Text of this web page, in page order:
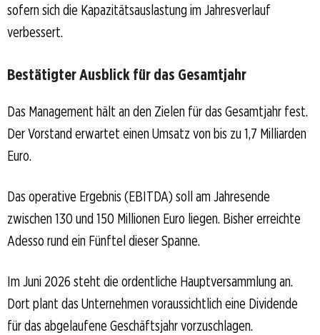
sofern sich die Kapazitätsauslastung im Jahresverlauf
verbessert.
Bestätigter Ausblick für das Gesamtjahr
Das Management hält an den Zielen für das Gesamtjahr fest.
Der Vorstand erwartet einen Umsatz von bis zu 1,7 Milliarden
Euro.
Das operative Ergebnis (EBITDA) soll am Jahresende
zwischen 130 und 150 Millionen Euro liegen. Bisher erreichte
Adesso rund ein Fünftel dieser Spanne.
Im Juni 2026 steht die ordentliche Hauptversammlung an.
Dort plant das Unternehmen voraussichtlich eine Dividende
für das abgelaufene Geschäftsjahr vorzuschlagen.